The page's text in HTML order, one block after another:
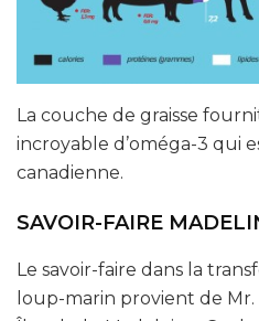
La couche de graisse
incroyable d’oméga-3 qui
canadienne.
SAVOIR-FAIRE
Le savoir-faire dans la
loup-marin provient de Mr.